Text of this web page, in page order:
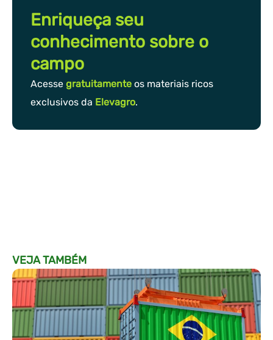
Enriqueça seu
conhecimento sobre o
campo
Acesse gratuitamente os materiais ricos
exclusivos da Elevagro.
VEJA TAMBÉM